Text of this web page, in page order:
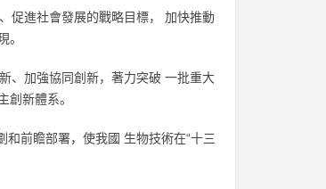
促進社會發展的戰略目標， 加快推動
。
、加強協同創新，著力突破 一批重大
新體系。
前瞻部署，使我國 生物技術在“十三